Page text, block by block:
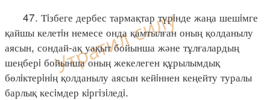
47. Тiзбеге дербес тармақтар түрiнде жаңа шешiмге
қайшы келетiн немесе онда қамтылған оның қолданылу
аясын, сондай-ақ уақыт бойынша және тұлғалардың
шеңберi бойынша оның жекелеген құрылымдық
бөлiктерiнiң қолданылу аясын кейiннен кеңейту туралы
барлық кесiмдер кiргiзiледi.